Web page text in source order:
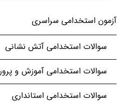
آزمون استخدامی سراسری
سوالات استخدامی آتش نشانی
سوالات استخدامی آموزش و
سوالات استخدامی استانداری